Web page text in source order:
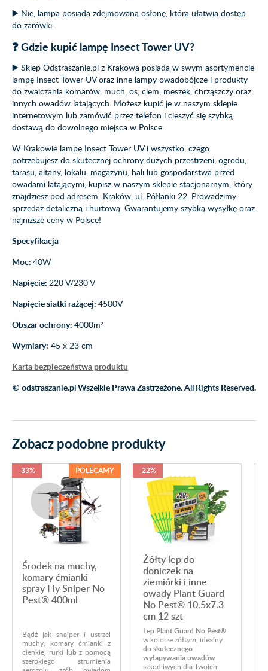
▶️ Nie, lampa posiada zdejmowaną osłonę, która ułatwia dostęp
do żarówki.
❓ Gdzie kupić lampę Insect Tower UV?
▶️ Sklep Odstraszanie.pl z Krakowa posiada w swym asortymencie
lampę Insect Tower UV oraz inne lampy owadobójcze i produkty
do zwalczania komarów, much, os, ciem, meszek, chrząszczy oraz
innych owadów latających. Możesz kupić je w naszym sklepie
internetowym lub zamówić przez telefon i cieszyć się szybką
dostawą do dowolnego miejsca w Polsce.
W Krakowie lampę Insect Tower UV i wszystko, czego
potrzebujesz do skutecznej ochrony dużych przestrzeni, ogrodu,
tarasu, altany, lokalu, magazynu, hali lub gospodarstwa przed
owadami latającymi, kupisz w naszym sklepie stacjonarnym, który
znajdziesz pod adresem: Kraków, ul. Półłanki 22. Prowadzimy
sprzedaż detaliczną i hurtową. Gwarantujemy szybką wysyłkę oraz
najniższe ceny w Polsce!
Specyfikacja
Moc: 40W
Napięcie: 220 V/230 V
Napięcie siatki rażącej: 4500V
Obszar ochrony: 4000m²
Wymiary: 45 x 23 cm
Karta bezpieczeństwa produktu
© odstraszanie.pl Wszelkie Prawa Zastrzeżone. All Rights Reserved.
Zobacz podobne produkty
Środek na muchy,
komary ćmianki
spray Fly Sniper No
Pest® 400ml
-33% POLECAMY
Bądź jak snajper i ustrzel
muchy, komary ćmianki z
cienkiej rurki lub z pomocą
szerokiego strumienia
Żółty lep do
doniczek na
ziemiórki i inne
owady Plant Guard
No Pest® 10.5x7.3
cm 12 szt
-22%
Lep Plant Guard No Pest®
w kolorze żółtym, idealny
do skutecznego
wyłapywania owadów
szkodliwych dla Twoich